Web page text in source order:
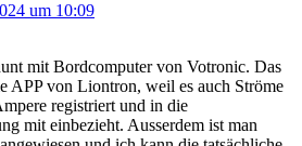
um 10:09
mit Bordcomputer von Votronic. Das
APP von Liontron, weil es auch Ströme
registriert und in die
mit einbezieht. Ausserdem ist man